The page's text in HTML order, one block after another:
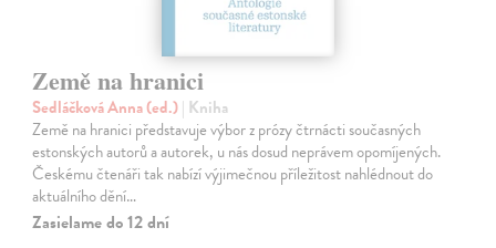
Země na hranici
Sedláčková Anna (ed.)| Kniha
Země na hranici představuje výbor z prózy čtrnácti současných
estonských autorů a autorek, u nás dosud neprávem opomíjených.
Českému čtenáři tak nabízí výjimečnou příležitost nahlédnout do
aktuálního dění…
Zasielame do 12 dní